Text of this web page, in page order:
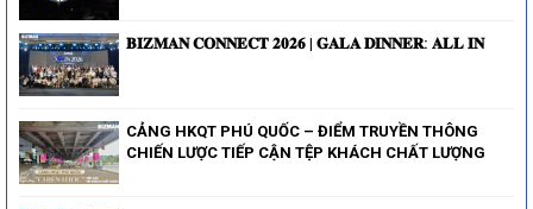
𝐁𝐈𝐙𝐌𝐀𝐍 𝐂𝐎𝐍𝐍𝐄𝐂𝐓 𝟐𝟎𝟐𝟔 | 𝐆𝐀𝐋𝐀 𝐃𝐈𝐍𝐍𝐄𝐑: 𝐀𝐋𝐋 𝐈𝐍
CẢNG HKQT PHÚ QUỐC – ĐIỂM TRUYỀN THÔNG
CHIẾN LƯỢC TIẾP CẬN TỆP KHÁCH CHẤT LƯỢNG